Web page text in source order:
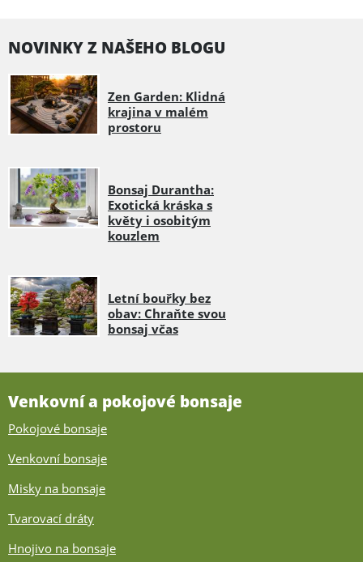
NOVINKY Z NAŠEHO BLOGU
Zen Garden: Klidná
krajina v malém
prostoru
Bonsaj Durantha:
Exotická kráska s
květy i osobitým
kouzlem
Letní bouřky bez
obav: Chraňte svou
bonsaj včas
Venkovní a pokojové bonsaje
Pokojové bonsaje
Venkovní bonsaje
Misky na bonsaje
Tvarovací dráty
Hnojivo na bonsaje